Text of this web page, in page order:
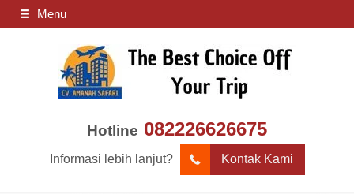
Menu
Hotline 082226626675
Informasi lebih lanjut? Kontak Kami